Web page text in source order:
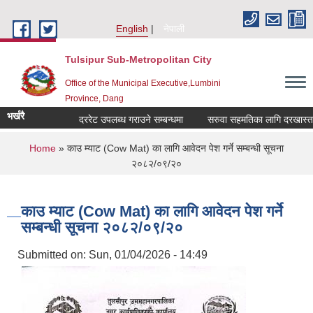
English
नेपाली
Tulsipur Sub-Metropolitan City
Office of the Municipal Executive,Lumbini
Province, Dang
भर्खरै दररेट उपलब्ध गराउने सम्बन्धमा सरुवा सहमतिका लागि दरखास्त
You are here
Home » काउ म्याट (Cow Mat) का लागि आवेदन पेश गर्ने सम्बन्धी सूचना
२०८२/०९/२०
काउ म्याट (Cow Mat) का लागि आवेदन पेश गर्ने
सम्बन्धी सूचना २०८२/०९/२०
Submitted on: Sun, 01/04/2026 - 14:49